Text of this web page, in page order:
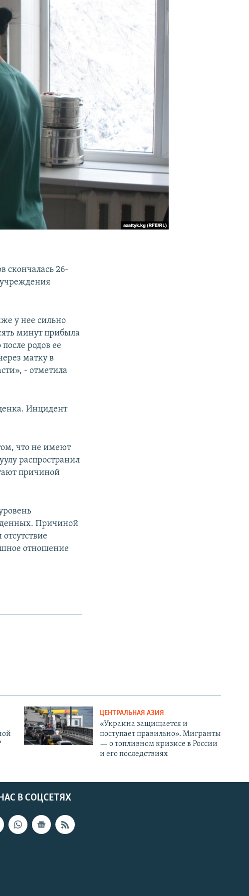
скончалась 26-
у нее сильно
минут прибыла
родов ее
матку в
- отметила
Инцидент
что не имеют
распространил
причиной
Причиной
отношение
ЦЕНТРАЛЬНАЯ АЗИЯ
«Украина защищается и
поступает правильно». Мигранты
— о топливном кризисе в России
и его последствиях
В СОЦСЕТЯХ